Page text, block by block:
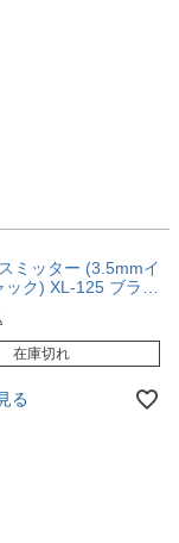
ミッター (3.5mmイ
ク) XL-125 ブラッ
在庫切れ
る